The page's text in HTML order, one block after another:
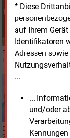
* Diese
auf Ihrem
Identifikatoren
Adressen
...
...
und/oder
Britta van Boven
Der niederländische
2022 vorgelegt. Seine